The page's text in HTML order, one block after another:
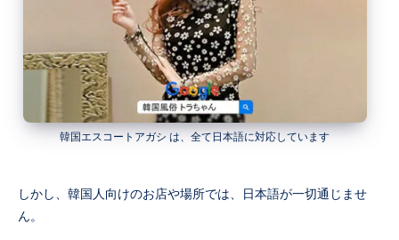
韓国エスコートアガシ は、全て日本語に対応しています
しかし、韓国人向けのお店や場所では、日本語が一切通じませ
ん。